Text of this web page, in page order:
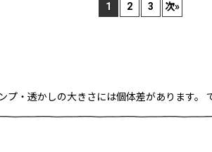
1 2 3 次»
・透かしの大きさには個体差があります。